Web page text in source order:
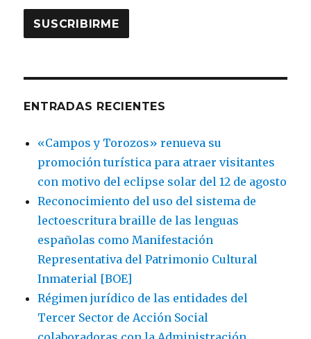
ENTRADAS RECIENTES
«Campos y Torozos» renueva su
promoción turística para atraer visitantes
con motivo del eclipse solar del 12 de agosto
Reconocimiento del uso del sistema de
lectoescritura braille de las lenguas
españolas como Manifestación
Representativa del Patrimonio Cultural
Inmaterial [BOE]
Régimen jurídico de las entidades del
Tercer Sector de Acción Social